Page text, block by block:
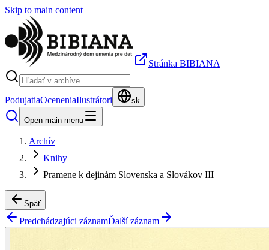
Skip to main content
Stránka BIBIANA
PodujatiaOceneniaIlustrátori sk
Open main menu
Archív
Knihy
Pramene k dejinám Slovenska a Slovákov III
Späť
Predchádzajúci záznamĎalší záznam